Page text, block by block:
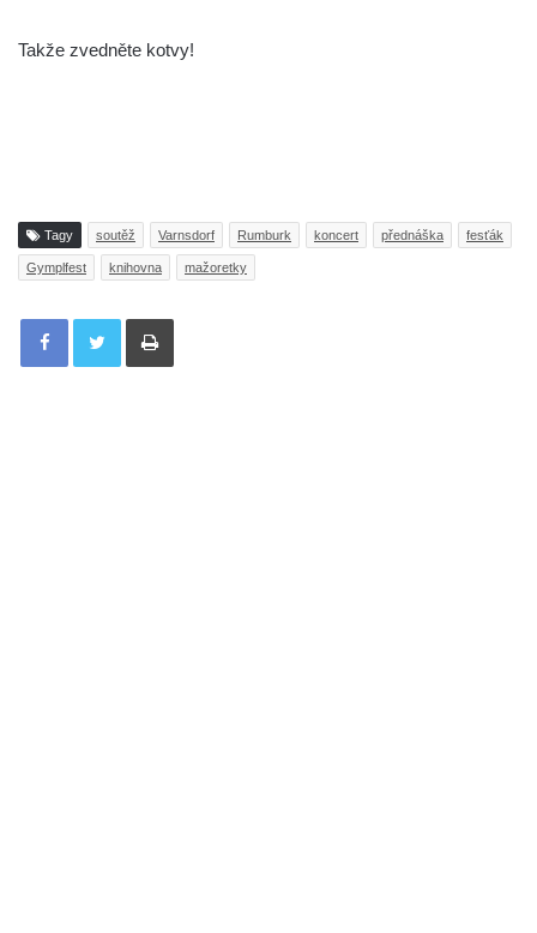
Takže zvedněte kotvy!
Tagy soutěž Varnsdorf Rumburk koncert přednáška fesťák
Gymplfest knihovna mažoretky
Tisknout